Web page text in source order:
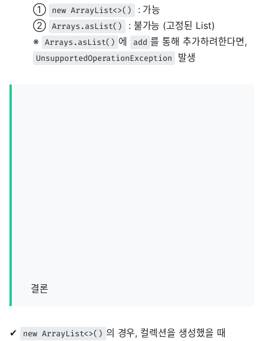
①
new ArrayList<>()
: 가능
②
Arrays.asList()
: 불가능 (고정된 List)
※
Arrays.asList() 에 add 를 통해 추가하려한다면,
UnsupportedOperationException 발생
결론
✔︎ new ArrayList<>() 의 경우, 컬렉션을 생성했을 때